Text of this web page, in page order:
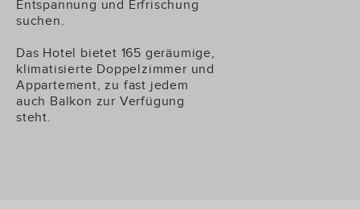
Entspannung und Erfrischung
suchen.
Das Hotel bietet 165 geräumige,
klimatisierte Doppelzimmer und
Appartement, zu fast jedem
auch Balkon zur Verfügung
steht.